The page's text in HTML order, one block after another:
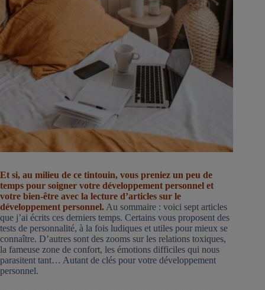
Et si, au milieu de ce tintouin, vous preniez un peu de
temps pour soigner votre développement personnel et
votre bien-être avec la lecture d’articles sur le
développement personnel. Au sommaire : voici sept articles
que j’ai écrits ces derniers temps. Certains vous proposent des
tests de personnalité, à la fois ludiques et utiles pour mieux se
connaître. D’autres sont des zooms sur les relations toxiques,
la fameuse zone de confort, les émotions difficiles qui nous
parasitent tant… Autant de clés pour votre développement
personnel.